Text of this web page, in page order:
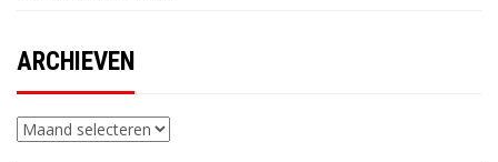
ARCHIEVEN
Archieven